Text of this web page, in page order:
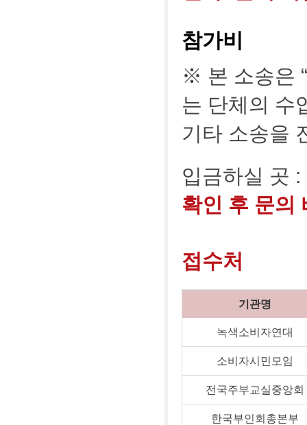
참가비
※ 본 소송은
는 단체의 수
기타 소송을
입금하실 곳 :
확인 후 문의
접수처
기관명
녹색소비자연대
소비자시민모임
전국주부교실중앙회
한국부인회총본부